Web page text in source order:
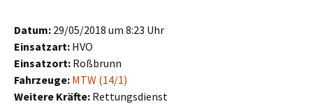
Datum: 29/05/2018 um 8:23 Uhr
Einsatzart: HVO
Einsatzort: Roßbrunn
Fahrzeuge: MTW (14/1)
Weitere Kräfte: Rettungsdienst